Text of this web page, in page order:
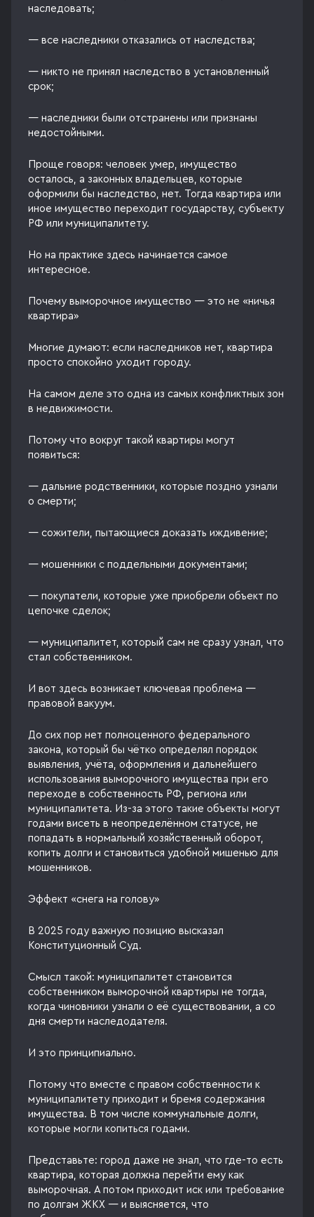
наследовать;
— все наследники отказались от наследства;
— никто не принял наследство в установленный
срок;
— наследники были отстранены или признаны
недостойными.
Проще говоря: человек умер, имущество
осталось, а законных владельцев, которые
оформили бы наследство, нет. Тогда квартира или
иное имущество переходит государству, субъекту
РФ или муниципалитету.
Но на практике здесь начинается самое
интересное.
Почему выморочное имущество — это не «ничья
квартира»
Многие думают: если наследников нет, квартира
просто спокойно уходит городу.
На самом деле это одна из самых конфликтных зон
в недвижимости.
Потому что вокруг такой квартиры могут
появиться:
— дальние родственники, которые поздно узнали
о смерти;
— сожители, пытающиеся доказать иждивение;
— мошенники с поддельными документами;
— покупатели, которые уже приобрели объект по
цепочке сделок;
— муниципалитет, который сам не сразу узнал, что
стал собственником.
И вот здесь возникает ключевая проблема —
правовой вакуум.
До сих пор нет полноценного федерального
закона, который бы чётко определял порядок
выявления, учёта, оформления и дальнейшего
использования выморочного имущества при его
переходе в собственность РФ, региона или
муниципалитета. Из-за этого такие объекты могут
годами висеть в неопределённом статусе, не
попадать в нормальный хозяйственный оборот,
копить долги и становиться удобной мишенью для
мошенников.
Эффект «снега на голову»
В 2025 году важную позицию высказал
Конституционный Суд.
Смысл такой: муниципалитет становится
собственником выморочной квартиры не тогда,
когда чиновники узнали о её существовании, а со
дня смерти наследодателя.
И это принципиально.
Потому что вместе с правом собственности к
муниципалитету приходит и бремя содержания
имущества. В том числе коммунальные долги,
которые могли копиться годами.
Представьте: город даже не знал, что где-то есть
квартира, которая должна перейти ему как
выморочная. А потом приходит иск или требование
по долгам ЖКХ — и выясняется, что